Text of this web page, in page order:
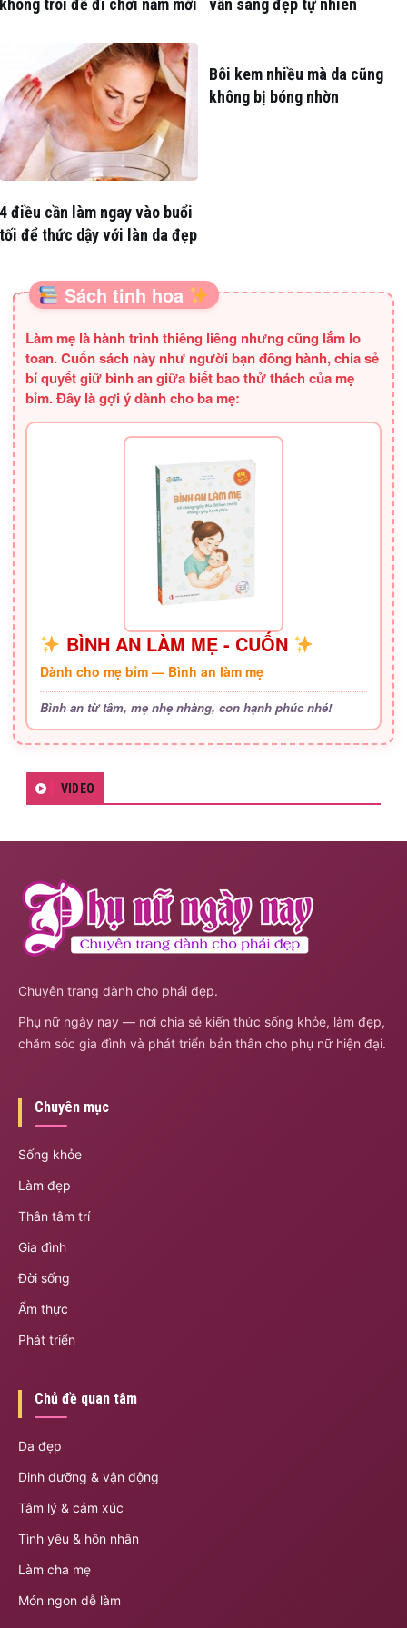
không trôi để đi chơi năm mới
vẫn sáng đẹp tự nhiên
4 điều cần làm ngay vào buổi
tối để thức dậy với làn da đẹp
Bôi kem nhiều mà da cũng
không bị bóng nhờn
SÁCH HAY CHO BA MẸ
Sách tinh hoa
Làm mẹ là hành trình thiêng liêng nhưng cũng lắm lo
toan. Cuốn sách này như người bạn đồng hành, chia sẻ
bí quyết giữ bình an giữa biết bao thử thách của mẹ
bỉm. Đây là gợi ý dành cho ba mẹ:
BÌNH AN LÀM MẸ - CUỐN
Dành cho mẹ bỉm — Bình an làm mẹ
Bình an từ tâm, mẹ nhẹ nhàng, con hạnh phúc nhé!
VIDEO
Chuyên trang dành cho phái đẹp.
Phụ nữ ngày nay — nơi chia sẻ kiến thức sống khỏe, làm đẹp,
chăm sóc gia đình và phát triển bản thân cho phụ nữ hiện đại.
Chuyên mục
Sống khỏe
Làm đẹp
Thân tâm trí
Gia đình
Đời sống
Ẩm thực
Phát triển
Chủ đề quan tâm
Da đẹp
Dinh dưỡng & vận động
Tâm lý & cảm xúc
Tình yêu & hôn nhân
Làm cha mẹ
Món ngon dễ làm